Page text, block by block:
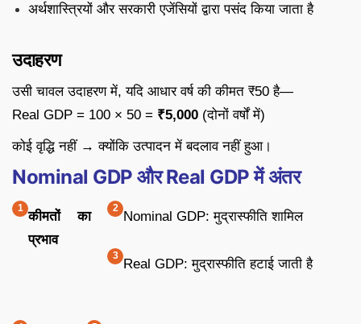
अर्थशास्त्रियों और सरकारी एजेंसियों द्वारा पसंद किया जाता है
उदाहरण
उसी चावल उदाहरण में, यदि आधार वर्ष की कीमत ₹50 है—
Real GDP = 100 × 50 = ₹5,000 (दोनों वर्षों में)
कोई वृद्धि नहीं → क्योंकि उत्पादन में बदलाव नहीं हुआ।
Nominal GDP और Real GDP में अंतर
कीमतों का
प्रभाव
Nominal GDP: मुद्रास्फीति शामिल
Real GDP: मुद्रास्फीति हटाई जाती है